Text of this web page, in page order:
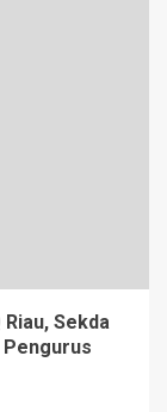
Sekda
Pengurus